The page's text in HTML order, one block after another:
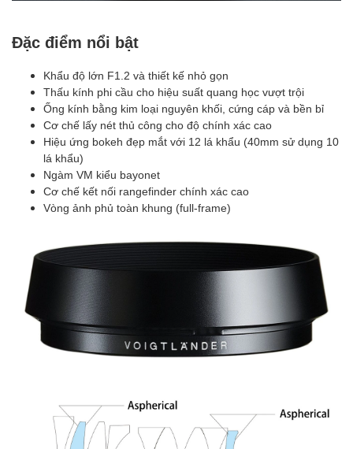
Đặc điểm nổi bật
Khẩu độ lớn F1.2 và thiết kế nhỏ gọn
Thấu kính phi cầu cho hiệu suất quang học vượt trội
Ống kính bằng kim loại nguyên khối, cứng cáp và bền bỉ
Cơ chế lấy nét thủ công cho độ chính xác cao
Hiệu ứng bokeh đẹp mắt với 12 lá khẩu (40mm sử dụng 10
lá khẩu)
Ngàm VM kiểu bayonet
Cơ chế kết nối rangefinder chính xác cao
Vòng ảnh phủ toàn khung (full-frame)